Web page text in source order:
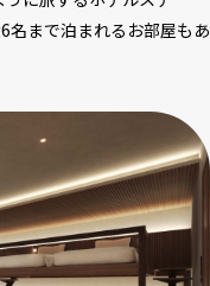
名まで泊まれるお部屋もあ